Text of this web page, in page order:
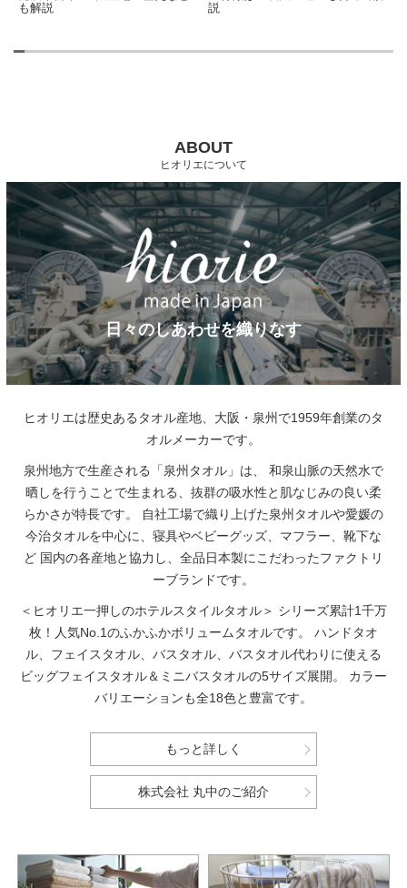
も解説
説
ABOUT
ヒオリエについて
日々のしあわせを織りなす
ヒオリエは歴史あるタオル産地、大阪・泉州で1959年創業のタ
オルメーカーです。
泉州地方で生産される「泉州タオル」は、
和泉山脈の天然水で
晒しを行うことで生まれる、抜群の吸水性と肌なじみの良い柔
らかさが特長です。
自社工場で織り上げた泉州タオルや愛媛の
今治タオルを中心に、寝具やベビーグッズ、マフラー、靴下な
ど 国内の各産地と協力し、全品日本製にこだわったファクトリ
ーブランドです。
＜ヒオリエ一押しのホテルスタイルタオル＞ シリーズ累計1千万
枚！人気No.1のふかふかボリュームタオルです。
ハンドタオ
ル、フェイスタオル、バスタオル、バスタオル代わりに使える
ビッグフェイスタオル＆ミニバスタオルの5サイズ展開。
カラー
バリエーションも全18色と豊富です。
もっと詳しく
株式会社 丸中のご紹介